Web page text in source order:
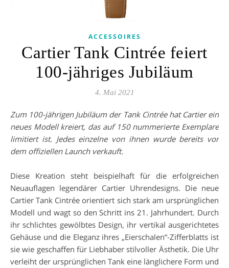
ACCESSOIRES
Cartier Tank Cintrée feiert
100-jähriges Jubiläum
4. Mai 2021
Zum 100-jährigen Jubiläum der Tank Cintrée hat Cartier ein
neues Modell kreiert, das auf 150 nummerierte Exemplare
limitiert ist. Jedes einzelne von ihnen wurde bereits vor
dem offiziellen Launch verkauft.
Diese Kreation steht beispielhaft für die erfolgreichen
Neuauflagen legendärer Cartier Uhrendesigns. Die neue
Cartier Tank Cintrée orientiert sich stark am ursprünglichen
Modell und wagt so den Schritt ins 21. Jahrhundert. Durch
ihr schlichtes gewölbtes Design, ihr vertikal ausgerichtetes
Gehäuse und die Eleganz ihres „Eierschalen“-Zifferblatts ist
sie wie geschaffen für Liebhaber stilvoller Ästhetik. Die Uhr
verleiht der ursprünglichen Tank eine länglichere Form und